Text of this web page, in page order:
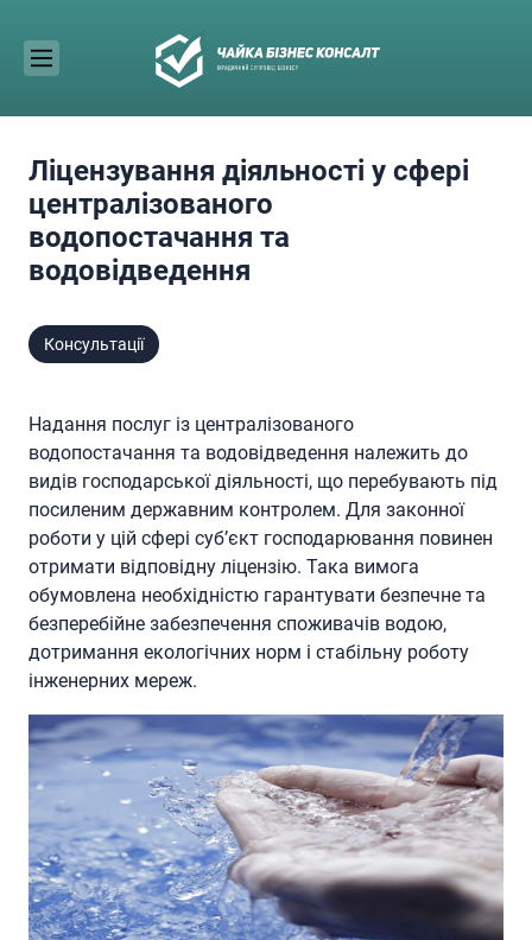
content
Ліцензування діяльності у сфері
централізованого
водопостачання та
водовідведення
Консультації
Надання послуг із централізованого
водопостачання та водовідведення належить до
видів господарської діяльності, що перебувають під
посиленим державним контролем. Для законної
роботи у цій сфері суб’єкт господарювання повинен
отримати відповідну ліцензію. Така вимога
обумовлена необхідністю гарантувати безпечне та
безперебійне забезпечення споживачів водою,
дотримання екологічних норм і стабільну роботу
інженерних мереж.